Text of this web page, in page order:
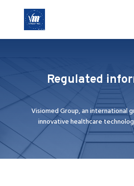
Regulated
Visiomed Group, an international
innovative healthcare